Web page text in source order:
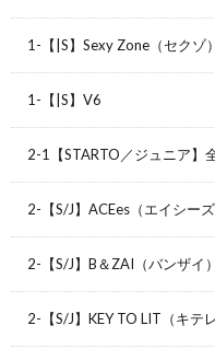
1-【|S】Sexy Zone（セクゾ）
1-【|S】V6
2-1【STARTO／ジュニア】
2-【S/J】ACEes（エイシーズ
2-【S/J】B＆ZAI（バンザイ）
2-【S/J】KEY TO LIT（キテレ